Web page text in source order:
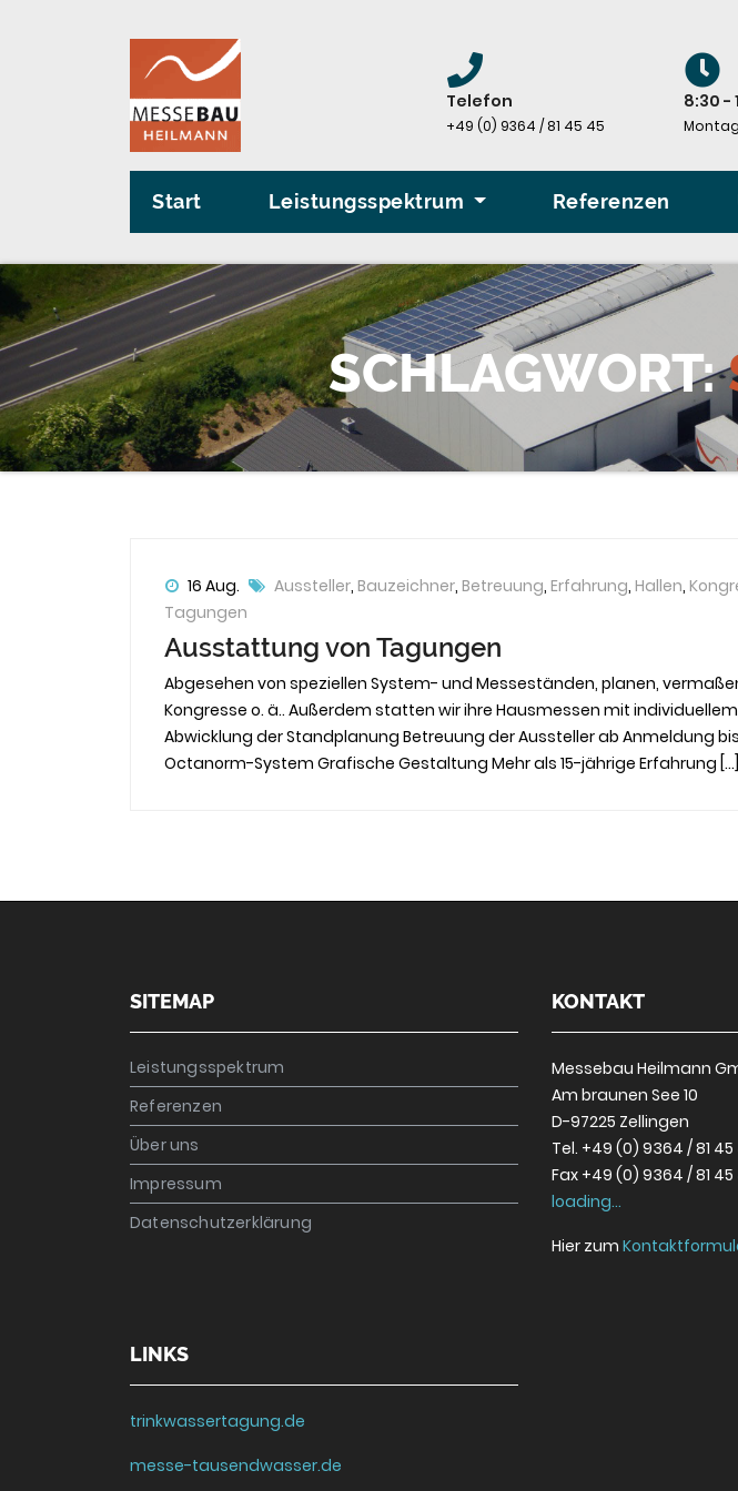
Telefon
+49 (0) 9364 / 81 45 45
8:30 -
Start Leistungsspektrum Referenzen
SCHLAGWORT:
16 Aug. Aussteller, Bauzeichner, Betreuung, Erfahrung, Hallen,
Tagungen
Ausstattung von Tagungen
Abgesehen von speziellen System- und Messeständen, planen,
Kongresse o. ä.. Außerdem statten wir ihre Hausmessen mit
Abwicklung der Standplanung Betreuung der Aussteller ab Anmeldung
Octanorm-System Grafische Gestaltung Mehr als 15-jährige Erfahrung […]
SITEMAP
Leistungsspektrum
Referenzen
Über uns
Impressum
Datenschutzerklärung
KONTAKT
Messebau Heilmann
Am braunen See 10
D-97225 Zellingen
Tel. +49 (0) 9364 / 81 45
Fax +49 (0) 9364 / 81 45
loading...
Hier zum
LINKS
trinkwassertagung.de
messe-tausendwasser.de